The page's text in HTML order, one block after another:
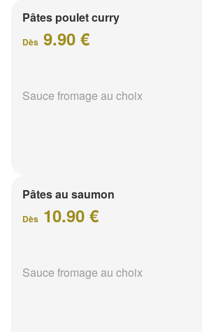
Pâtes poulet curry
Dès 9.90 €
Sauce fromage au choix
Pâtes au saumon
Dès 10.90 €
Sauce fromage au choix